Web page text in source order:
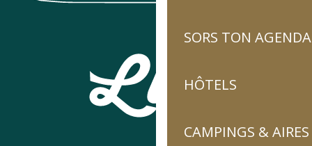
SORS TON AGENDA
HÔTELS
CAMPINGS &